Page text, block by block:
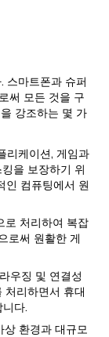
스마트폰과 슈퍼
써 모든 것을 구
강조하는 몇 가
리케이션, 게임과
을 보장하기 위
인 컴퓨팅에서 원
로 처리하여 복잡
로써 원활한 게
우징 및 연결성
처리하면서 휴대
다.
상 환경과 대규모